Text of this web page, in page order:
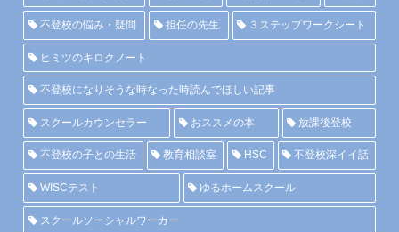
不登校の悩み・疑問 担任の先生 ３ステップワークシート
ヒミツのキロクノート
不登校になりそうな時なった時読んでほしい記事
スクールカウンセラー おススメの本 放課後登校
不登校の子との生活 教育相談室 HSC 不登校深イイ話
WISCテスト ゆるホームスクール
スクールソーシャルワーカー